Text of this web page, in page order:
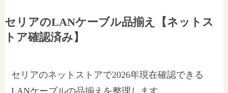
セリアのLANケーブル品揃え【ネットス
トア確認済み】
セリアのネットストアで2026年現在確認できる
LANケーブルの品揃えを整理します。